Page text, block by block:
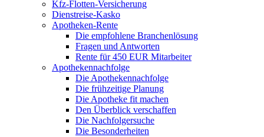
Kfz-Flotten-Versicherung
Dienstreise-Kasko
Apotheken-Rente
Die empfohlene Branchenlösung
Fragen und Antworten
Rente für 450 EUR Mitarbeiter
Apothekennachfolge
Die Apothekennachfolge
Die frühzeitige Planung
Die Apotheke fit machen
Den Überblick verschaffen
Die Nachfolgersuche
Die Besonderheiten